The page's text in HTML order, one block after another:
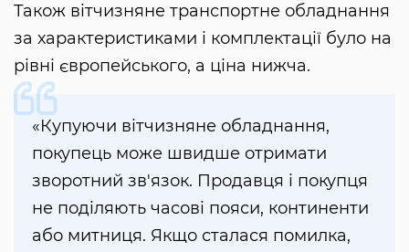
Також вітчизняне транспортне обладнання
за характеристиками і комплектації було на
рівні європейського, а ціна нижча.
«Купуючи вітчизняне обладнання,
покупець може швидше отримати
зворотний зв'язок. Продавця і покупця
не поділяють часові пояси, континенти
або митниця. Якщо сталася помилка,